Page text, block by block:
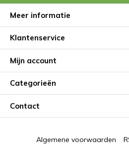
Meer informatie
Klantenservice
Mijn account
Categorieën
Contact
Algemene voorwaarden